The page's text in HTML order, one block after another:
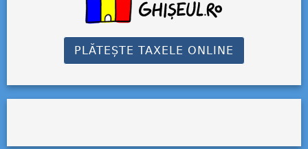
PLĂTEȘTE TAXELE ONLINE